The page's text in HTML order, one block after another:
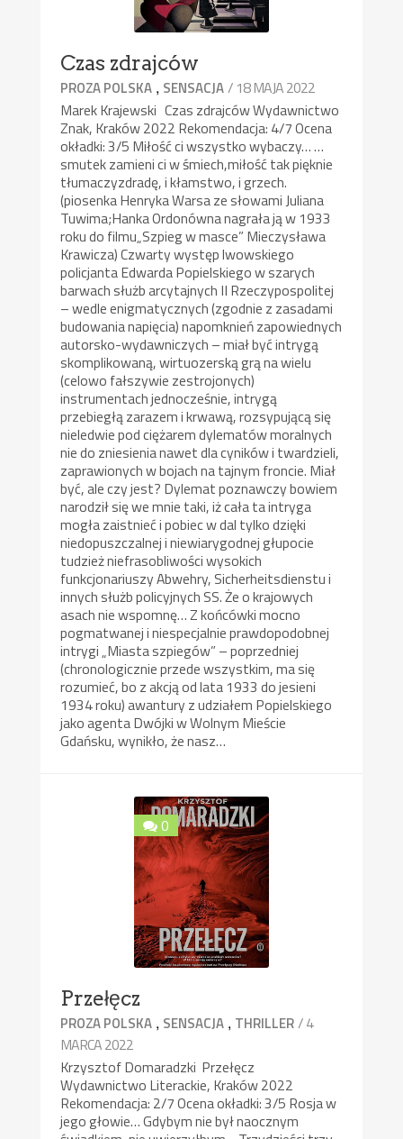
Czas zdrajców
PROZA POLSKA , SENSACJA/ 18 MAJA 2022
Marek Krajewski Czas zdrajców Wydawnictwo
Znak, Kraków 2022 Rekomendacja: 4/7 Ocena
okładki: 3/5 Miłość ci wszystko wybaczy… …
smutek zamieni ci w śmiech,miłość tak pięknie
tłumaczyzdradę, i kłamstwo, i grzech.
(piosenka Henryka Warsa ze słowami Juliana
Tuwima;Hanka Ordonówna nagrała ją w 1933
roku do filmu„Szpieg w masce” Mieczysława
Krawicza) Czwarty występ lwowskiego
policjanta Edwarda Popielskiego w szarych
barwach służb arcytajnych II Rzeczypospolitej
– wedle enigmatycznych (zgodnie z zasadami
budowania napięcia) napomknień zapowiednych
autorsko-wydawniczych – miał być intrygą
skomplikowaną, wirtuozerską grą na wielu
(celowo fałszywie zestrojonych)
instrumentach jednocześnie, intrygą
przebiegłą zarazem i krwawą, rozsypującą się
nieledwie pod ciężarem dylematów moralnych
nie do zniesienia nawet dla cyników i twardzieli,
zaprawionych w bojach na tajnym froncie. Miał
być, ale czy jest? Dylemat poznawczy bowiem
narodził się we mnie taki, iż cała ta intryga
mogła zaistnieć i pobiec w dal tylko dzięki
niedopuszczalnej i niewiarygodnej głupocie
tudzież niefrasobliwości wysokich
funkcjonariuszy Abwehry, Sicherheitsdienstu i
innych służb policyjnych SS. Że o krajowych
asach nie wspomnę… Z końcówki mocno
pogmatwanej i niespecjalnie prawdopodobnej
intrygi „Miasta szpiegów” – poprzedniej
(chronologicznie przede wszystkim, ma się
rozumieć, bo z akcją od lata 1933 do jesieni
1934 roku) awantury z udziałem Popielskiego
jako agenta Dwójki w Wolnym Mieście
Gdańsku, wynikło, że nasz…
0
Przełęcz
PROZA POLSKA , SENSACJA , THRILLER/ 4
MARCA 2022
Krzysztof Domaradzki Przełęcz
Wydawnictwo Literackie, Kraków 2022
Rekomendacja: 2/7 Ocena okładki: 3/5 Rosja w
jego głowie… Gdybym nie był naocznym